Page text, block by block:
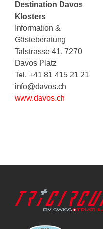
Destination Davos
Klosters
Information &
Gästeberatung
Talstrasse 41, 7270
Davos Platz
Tel. +41 81 415 21 21
info@davos.ch
www.davos.ch